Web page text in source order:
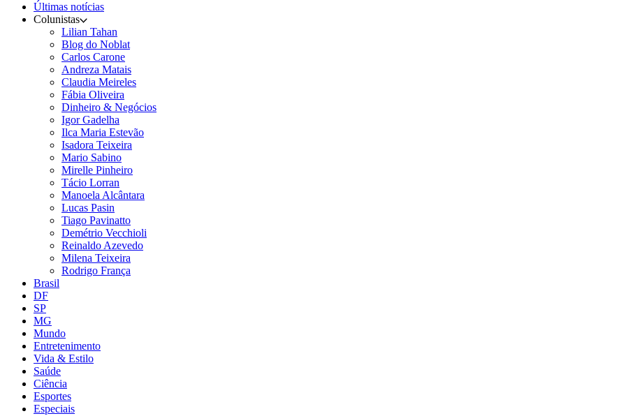
Últimas notícias
Colunistas
Lilian Tahan
Blog do Noblat
Carlos Carone
Andreza Matais
Claudia Meireles
Fábia Oliveira
Dinheiro & Negócios
Igor Gadelha
Ilca Maria Estevão
Isadora Teixeira
Mario Sabino
Mirelle Pinheiro
Tácio Lorran
Manoela Alcântara
Lucas Pasin
Tiago Pavinatto
Demétrio Vecchioli
Reinaldo Azevedo
Milena Teixeira
Rodrigo França
Brasil
DF
SP
MG
Mundo
Entretenimento
Vida & Estilo
Saúde
Ciência
Esportes
Especiais